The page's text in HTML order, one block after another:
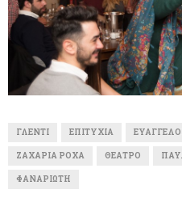
ΓΛΈΝΤΙ ΕΠΙΤΥΧΊΑ
ΖΑΧΑΡΊΑ ΡΌΧΑ ΘΈΑΤΡΟ
ΦΑΝΑΡΙΏΤΗ